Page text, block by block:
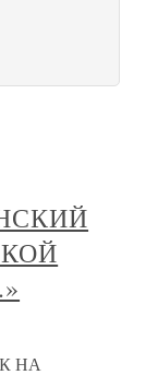
НА